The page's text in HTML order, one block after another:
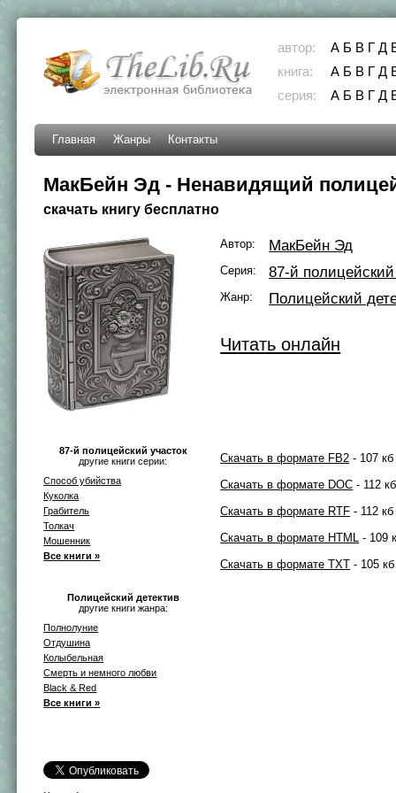
автор: А Б В Г Д
книга:
А Б В Г Д
серия:
А Б В Г Д
Главная Жанры Контакты
МакБейн Эд - Ненавидящий
скачать книгу бесплатно
87-й полицейский участок
другие книги серии:
Способ убийства
Куколка
Грабитель
Толкач
Мошенник
Все книги »
Полицейский детектив
другие книги жанра:
Полнолуние
Отдушина
Колыбельная
Смерть и немного любви
Black & Red
Все книги »
Автор: МакБейн Эд
Серия: 87-й полицейский
Жанр: Полицейский
Читать онлайн
Скачать в формате FB2 - 107 кб
Скачать в формате DOC - 112 кб
Скачать в формате RTF - 112 кб
Скачать в формате HTML - 109
Скачать в формате TXT - 105 кб